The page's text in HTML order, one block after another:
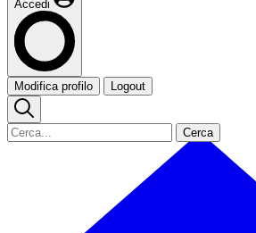
Accedi
Modifica profilo Logout
Cerca